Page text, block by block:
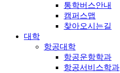
통학버스안내
캠퍼스맵
찾아오시는길
대학
항공대학
항공운항학과
항공서비스학과